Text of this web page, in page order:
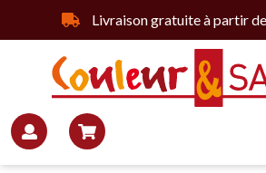
Livraison gratuite à partir